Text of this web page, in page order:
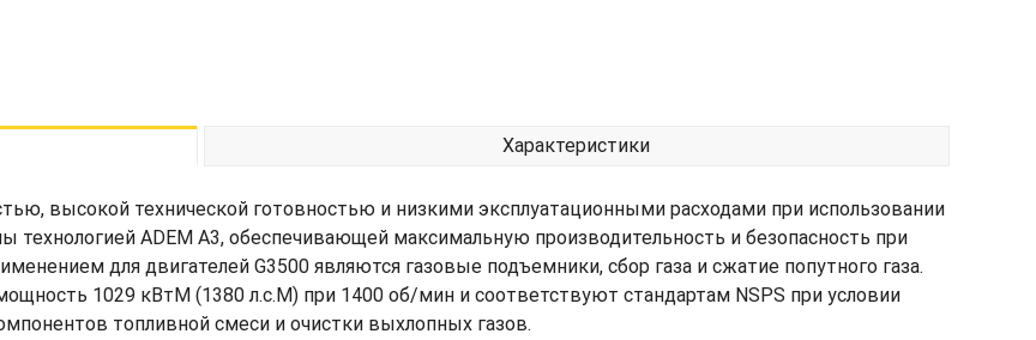
Характеристики
высокой технической готовностью и низкими эксплуатационными расходами при использовании
технологией ADEM A3, обеспечивающей максимальную производительность и безопасность при
для двигателей G3500 являются газовые подъемники, сбор газа и сжатие попутного газа.
1029 кВтМ (1380 л.с.М) при 1400 об/мин и соответствуют стандартам NSPS при условии
топливной смеси и очистки выхлопных газов.